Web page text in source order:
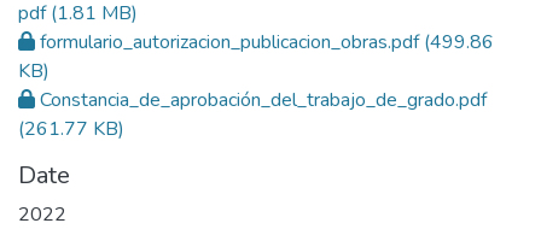
pdf(1.81 MB)
formulario_autorizacion_publicacion_obras.pdf(499.86
KB)
Constancia_de_aprobación_del_trabajo_de_grado.pdf
(261.77 KB)
Date
2022